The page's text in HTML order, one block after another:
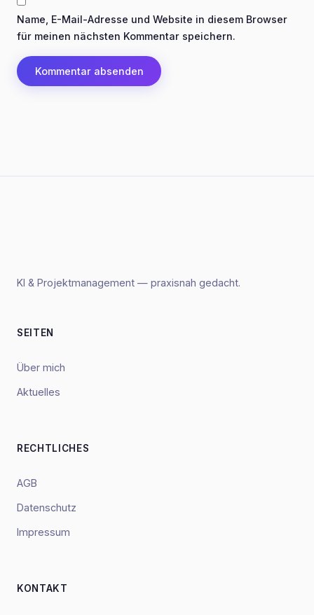
Name, E-Mail-Adresse und Website in diesem Browser
für meinen nächsten Kommentar speichern.
KI & Projektmanagement — praxisnah gedacht.
SEITEN
Über mich
Aktuelles
RECHTLICHES
AGB
Datenschutz
Impressum
KONTAKT